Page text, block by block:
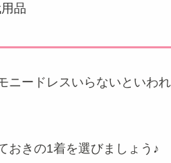
品
ニードレスいらないといわ
おきの1着を選びましょう♪